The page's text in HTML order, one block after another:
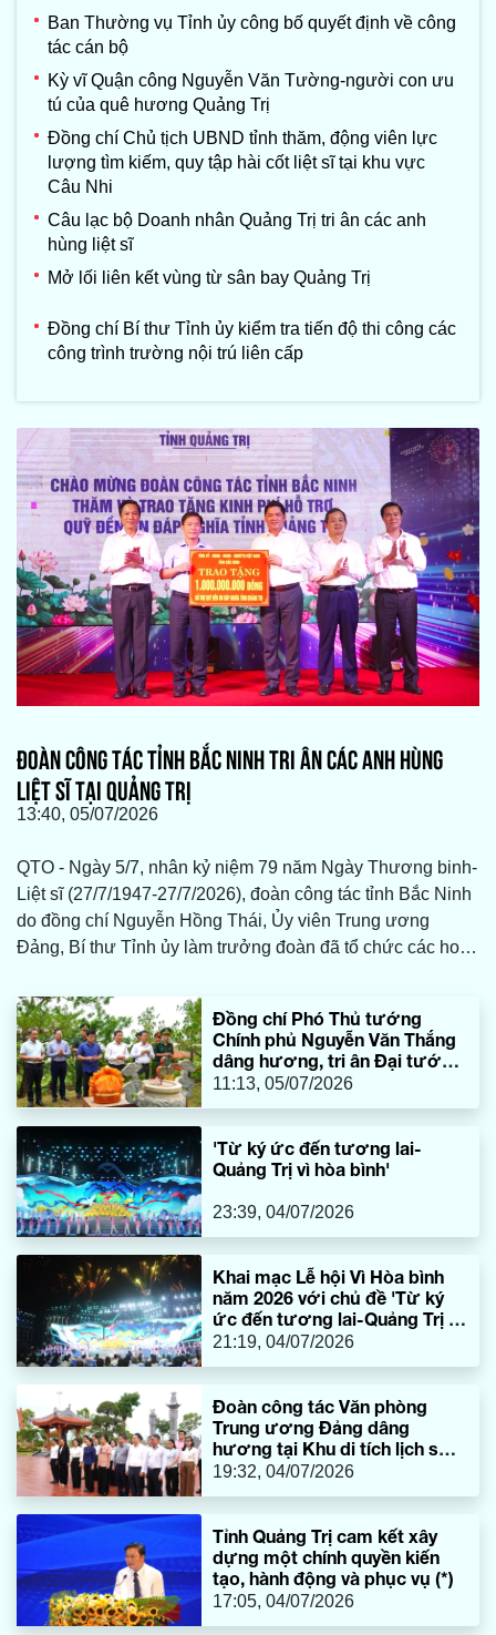
Ban Thường vụ Tỉnh ủy công bố quyết định về công
tác cán bộ
Kỳ vĩ Quận công Nguyễn Văn Tường-người con ưu
tú của quê hương Quảng Trị
Đồng chí Chủ tịch UBND tỉnh thăm, động viên lực
lượng tìm kiếm, quy tập hài cốt liệt sĩ tại khu vực
Câu Nhi
Câu lạc bộ Doanh nhân Quảng Trị tri ân các anh
hùng liệt sĩ
Mở lối liên kết vùng từ sân bay Quảng Trị
Đồng chí Bí thư Tỉnh ủy kiểm tra tiến độ thi công các
công trình trường nội trú liên cấp
ĐOÀN CÔNG TÁC TỈNH BẮC NINH TRI ÂN CÁC ANH HÙNG
LIỆT SĨ TẠI QUẢNG TRỊ
13:40, 05/07/2026
QTO - Ngày 5/7, nhân kỷ niệm 79 năm Ngày Thương binh-
Liệt sĩ (27/7/1947-27/7/2026), đoàn công tác tỉnh Bắc Ninh
do đồng chí Nguyễn Hồng Thái, Ủy viên Trung ương
Đảng, Bí thư Tỉnh ủy làm trưởng đoàn đã tổ chức các hoạt
Đồng chí Phó Thủ tướng
Chính phủ Nguyễn Văn Thắng
dâng hương, tri ân Đại tướng
Võ Nguyên Giáp
11:13, 05/07/2026
'Từ ký ức đến tương lai-
Quảng Trị vì hòa bình'
23:39, 04/07/2026
Khai mạc Lễ hội Vì Hòa bình
năm 2026 với chủ đề 'Từ ký
ức đến tương lai-Quảng Trị vì
hòa bình'
21:19, 04/07/2026
Đoàn công tác Văn phòng
Trung ương Đảng dâng
hương tại Khu di tích lịch sử
quốc gia đặc biệt Bến Phà
19:32, 04/07/2026
Tỉnh Quảng Trị cam kết xây
dựng một chính quyền kiến
tạo, hành động và phục vụ (*)
17:05, 04/07/2026